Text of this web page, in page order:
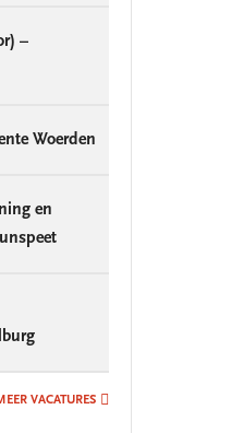
–
Woerden
en
VACATURES